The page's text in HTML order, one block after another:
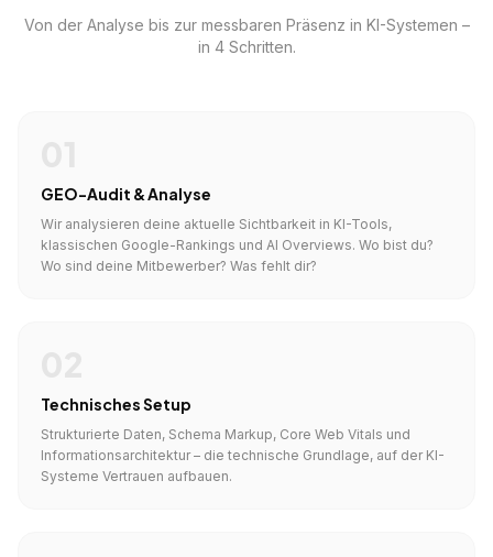
Von der Analyse bis zur messbaren Präsenz in KI-Systemen –
in 4 Schritten.
GEO-Audit & Analyse
Wir analysieren deine aktuelle Sichtbarkeit in KI-Tools,
klassischen Google-Rankings und AI Overviews. Wo bist du?
Wo sind deine Mitbewerber? Was fehlt dir?
Technisches Setup
Strukturierte Daten, Schema Markup, Core Web Vitals und
Informationsarchitektur – die technische Grundlage, auf der KI-
Systeme Vertrauen aufbauen.